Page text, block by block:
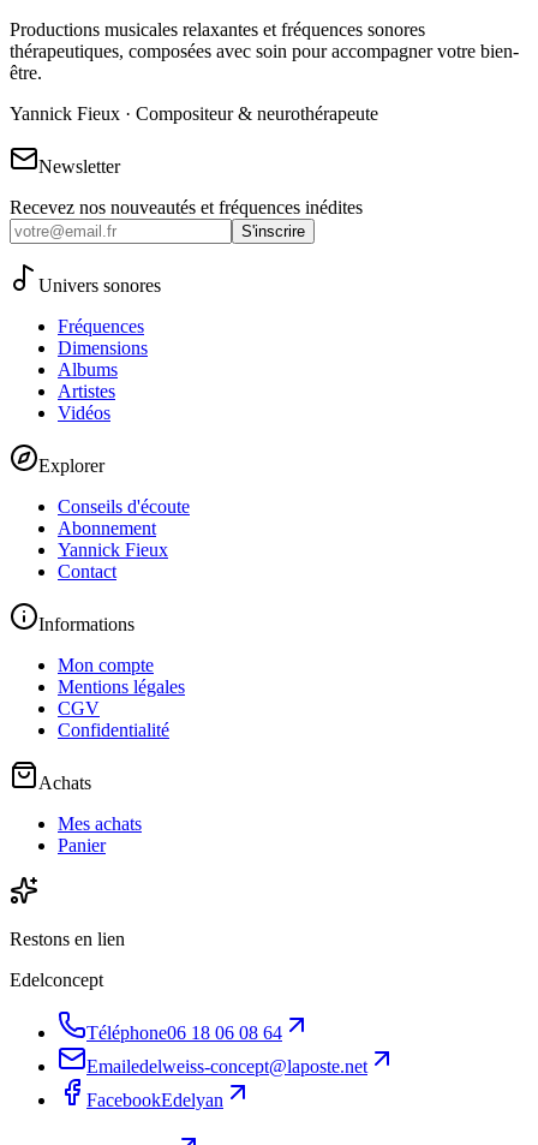
Productions musicales relaxantes et fréquences sonores
thérapeutiques, composées avec soin pour accompagner votre bien-
être.
Yannick Fieux · Compositeur & neurothérapeute
Newsletter
Recevez nos nouveautés et fréquences inédites
S'inscrire
Univers sonores
Fréquences
Dimensions
Albums
Artistes
Vidéos
Explorer
Conseils d'écoute
Abonnement
Yannick Fieux
Contact
Informations
Mon compte
Mentions légales
CGV
Confidentialité
Achats
Mes achats
Panier
Restons en lien
Edelconcept
Téléphone06 18 06 08 64
Emailedelweiss-concept@laposte.net
FacebookEdelyan